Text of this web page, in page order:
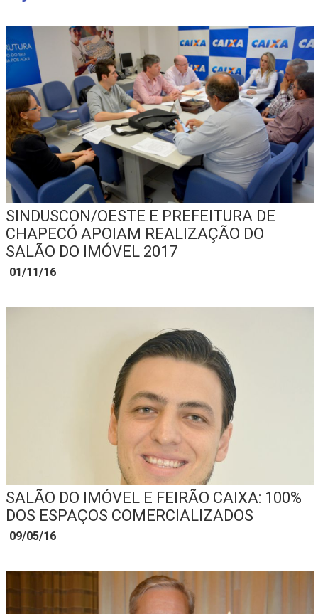
SINDUSCON/OESTE E PREFEITURA DE
CHAPECÓ APOIAM REALIZAÇÃO DO
SALÃO DO IMÓVEL 2017
01/11/16
SALÃO DO IMÓVEL E FEIRÃO CAIXA: 100%
DOS ESPAÇOS COMERCIALIZADOS
09/05/16